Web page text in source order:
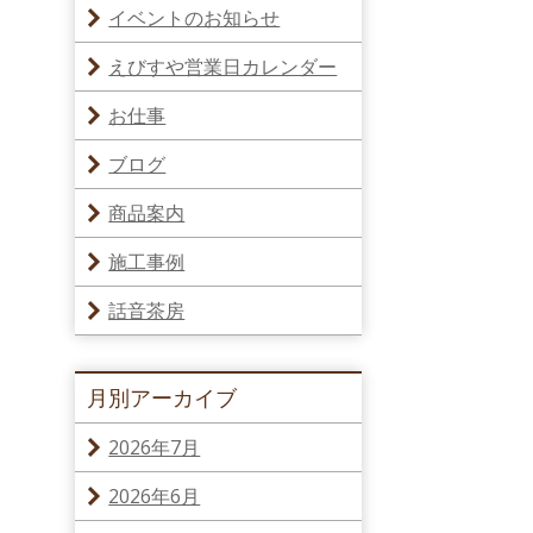
イベントのお知らせ
えびすや営業日カレンダー
お仕事
ブログ
商品案内
施工事例
話音茶房
月別アーカイブ
2026年7月
2026年6月